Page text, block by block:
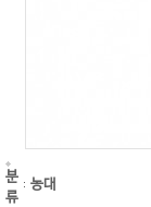
분
류
농대